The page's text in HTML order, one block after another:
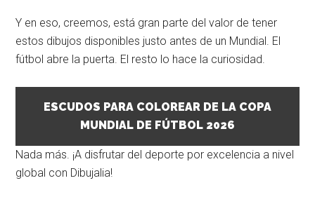
Y en eso, creemos, está gran parte del valor de tener
estos dibujos disponibles justo antes de un Mundial. El
fútbol abre la puerta. El resto lo hace la curiosidad.
ESCUDOS PARA COLOREAR DE LA COPA
MUNDIAL DE FÚTBOL 2026
Nada más. ¡A disfrutar del deporte por excelencia a nivel
global con Dibujalia!